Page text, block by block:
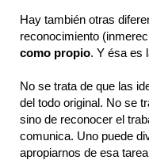
Hay también otras
reconocimiento
como propio. Y ésa es
No se trata de que las
del todo original. No se
sino de reconocer el
comunica. Uno puede
apropiarnos de esa